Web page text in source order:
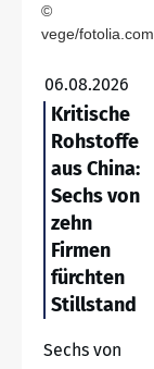
©
vege/fotolia.com
06.08.2026
Kritische
Rohstoffe
aus China:
Sechs von
zehn
Firmen
fürchten
Stillstand
Sechs von